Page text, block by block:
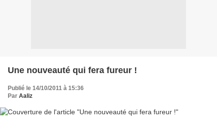
Une nouveauté qui fera fureur !
Publié le 14/10/2011 à 15:36
Par Aaliz